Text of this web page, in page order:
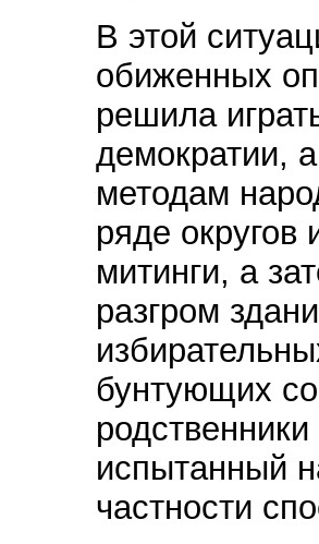
В этой
обиженных
решила
демократии,
методам
ряде
митинги, а
разгром
бунтующих
испытанный
частности